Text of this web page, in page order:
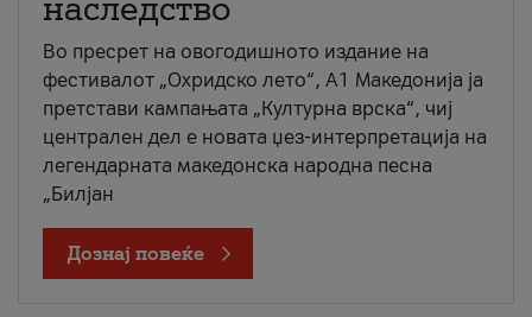
наследство
Во пресрет на овогодишното издание на
фестивалот „Охридско лето“, А1 Македонија ја
претстави кампањата „Културна врска“, чиј
централен дел е новата џез-интерпретација на
легендарната македонска народна песна
„Билјан
Дознај повеќе